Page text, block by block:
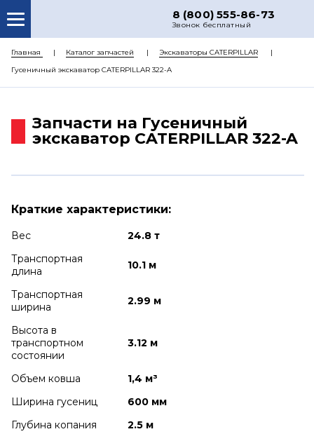
8 (800) 555-86-73
Звонок бесплатный
О НАС
КАТАЛОГ ЗАПЧАСТЕЙ
ДОСТАВКА
Главная Каталог запчастей
Экскаваторы CATERPILLAR
Гусеничный экскаватор CATERPILLAR 322-A
Запчасти на Гусеничный
экскаватор CATERPILLAR 322-A
Краткие характеристики:
Вес
24.8 т
Транспортная
длина
10.1 м
Транспортная
ширина
2.99 м
Высота в
транспортном
cостоянии
3.12 м
Объем ковша
1,4 м³
Ширина гусениц
600 мм
Глубина копания
2.5 м